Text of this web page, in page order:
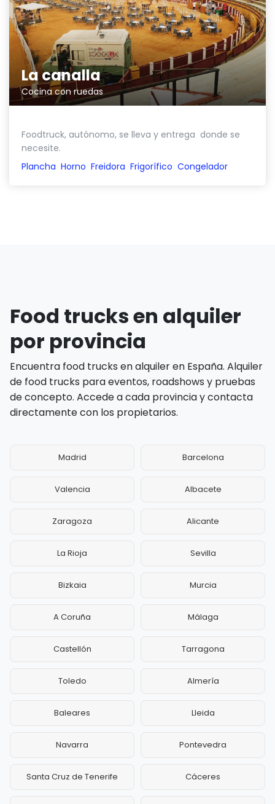
La canalla
Cocina con ruedas
Foodtruck, autónomo, se lleva y entrega donde se
necesite.
Plancha Horno Freidora Frigorífico Congelador
Food trucks en alquiler
por provincia
Encuentra food trucks en alquiler en España. Alquiler
de food trucks para eventos, roadshows y pruebas
de concepto. Accede a cada provincia y contacta
directamente con los propietarios.
Madrid Barcelona
Valencia Albacete
Zaragoza Alicante
La Rioja Sevilla
Bizkaia Murcia
A Coruña Málaga
Castellón Tarragona
Toledo Almería
Baleares Lleida
Navarra Pontevedra
Santa Cruz de Tenerife Cáceres